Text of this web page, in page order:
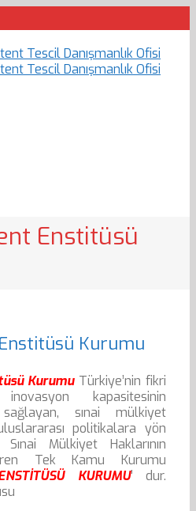
Enstitüsü
Kurumu
KurumuTürkiye’nin fikri
kapasitesinin
sağlayan, sınai mülkiyet
politikalara yön
Mülkiyet Haklarının
Tek Kamu Kurumu
KURUMU’ dur.